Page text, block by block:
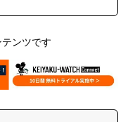
ンツです